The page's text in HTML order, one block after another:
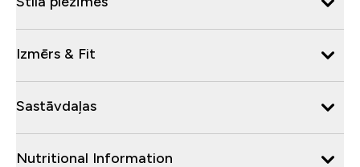
Izmērs & Fit
Sastāvdaļas
Nutritional Information